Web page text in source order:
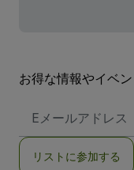
お得な情報やイベ
メ
ア
リストに参加する